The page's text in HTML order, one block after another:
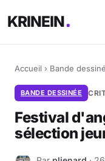
KRINEIN
Accueil › Bande
BANDE DESSINÉE
Festival
sélection